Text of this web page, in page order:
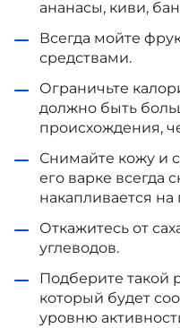
ананасы, киви,
Всегда мойте
средствами.
Ограничьте
должно быть
происхождения,
Снимайте кожу и
его варке всегда
накапливается на
Откажитесь от
углеводов.
Подберите такой
который будет
уровню